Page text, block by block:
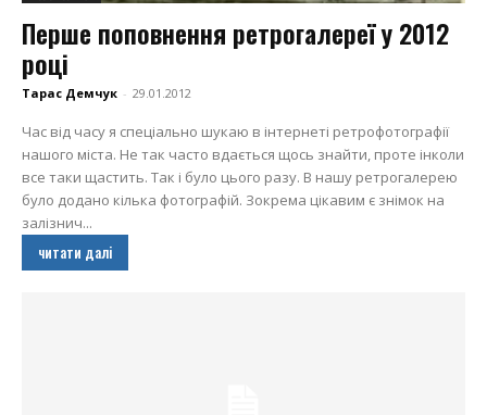
Перше поповнення ретрогалереї у 2012
році
Тарас Демчук - 29.01.2012
Час від часу я спеціально шукаю в інтернеті ретрофотографії
нашого міста. Не так часто вдається щось знайти, проте інколи
все таки щастить. Так і було цього разу. В нашу ретрогалерею
було додано кілька фотографій. Зокрема цікавим є знімок на
залізнич...
читати далі